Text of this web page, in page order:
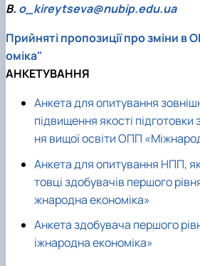
В. o_kireytseva@nubip.edu.ua
Прийняті пропозиції про зміни
оміка"
АНКЕТУВАННЯ
Анкета для опитування
підвищення якості підготовки
ня вищої освіти ОПП
Анкета для опитування НПП,
товці здобувачів першого
жнародна економіка»
Анкета здобувача першого
іжнародна економіка»